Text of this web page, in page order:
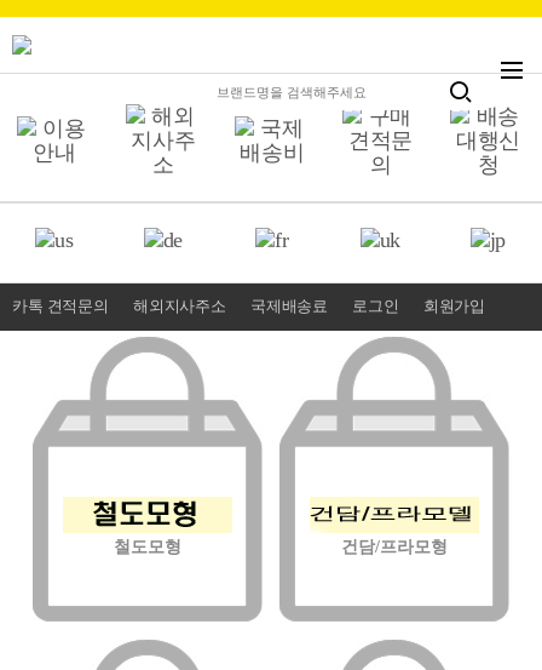
카톡 견적문의 해외지사주소 국제배송료 로그인 회원가입
철도모형 건담/프라모형